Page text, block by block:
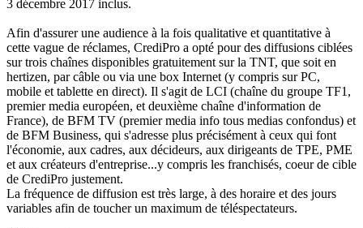
3 décembre 2017 inclus.
​Afin d'assurer une audience à la fois qualitative et quantitative à
cette vague de réclames, CrediPro a opté pour des diffusions ciblées
sur trois chaînes disponibles gratuitement sur la TNT, que soit en
hertizen, par câble ou via une box Internet (y compris sur PC,
mobile et tablette en direct). Il s'agit de LCI (chaîne du groupe TF1,
premier media européen, et deuxième chaîne d'information de
France), de BFM TV (premier media info tous medias confondus) et
de BFM Business, qui s'adresse plus précisément à ceux qui font
l'économie, aux cadres, aux décideurs, aux dirigeants de TPE, PME
et aux créateurs d'entreprise...y compris les franchisés, coeur de cible
de CrediPro justement.
La fréquence de diffusion est très large, à des horaire et des jours
variables afin de toucher un maximum de téléspectateurs.